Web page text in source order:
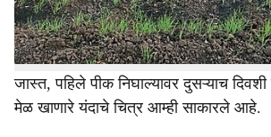
संजीवन शेतीच्या पूर्वतयारीच्या सर्व पायऱ्या
तरी रब्बीत बियाण्यांमध्ये बचत, पाण्याच्या दोन
खुरपणीचा खर्च कमी, मागील वर्षीच्या सेंद्रिय
जास्त, पहिले पीक निघाल्यावर दुसऱ्याच
मेळ खाणारे यंदाचे चित्र आम्ही साकारले आहे.